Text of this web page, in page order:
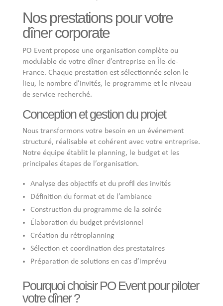
Nos prestations pour votre
dîner corporate
PO Event propose une organisation complète ou
modulable de votre dîner d’entreprise en Île-de-
France. Chaque prestation est sélectionnée selon le
lieu, le nombre d’invités, le programme et le niveau
de service recherché.
Conception et gestion du projet
Nous transformons votre besoin en un événement
structuré, réalisable et cohérent avec votre entreprise.
Notre équipe établit le planning, le budget et les
principales étapes de l’organisation.
Analyse des objectifs et du profil des invités
Définition du format et de l’ambiance
Construction du programme de la soirée
Élaboration du budget prévisionnel
Création du rétroplanning
Sélection et coordination des prestataires
Préparation de solutions en cas d’imprévu
Pourquoi choisir PO Event pour piloter
votre dîner ?